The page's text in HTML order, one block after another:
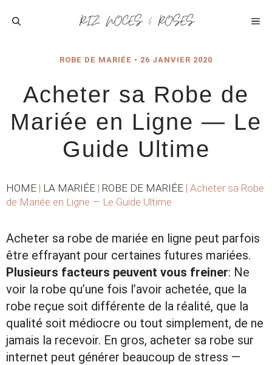
ROBE DE MARIÉE • 26 JANVIER 2020
Acheter sa Robe de
Mariée en Ligne — Le
Guide Ultime
HOME | LA MARIÉE | ROBE DE MARIÉE | Acheter sa Robe
de Mariée en Ligne — Le Guide Ultime
Acheter sa robe de mariée en ligne peut parfois
être effrayant pour certaines futures mariées.
Plusieurs facteurs peuvent vous freiner: Ne
voir la robe qu’une fois l’avoir achetée, que la
robe reçue soit différente de la réalité, que la
qualité soit médiocre ou tout simplement, de ne
jamais la recevoir. En gros, acheter sa robe sur
internet peut générer beaucoup de stress —